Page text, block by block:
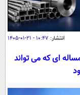
انتشار: ۱۰:۴۷ - ۲۱-۰۱-۱۴۰۵
ای که می تواند